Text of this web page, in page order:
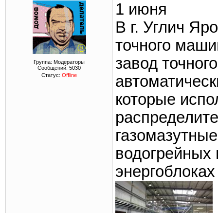
Группа: Модераторы
Сообщений: 5030
Статус: Offline
1 июня
В г. Углич
точного
завод
которые
водогрейных